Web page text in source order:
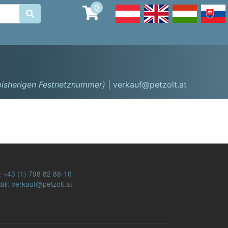

0
Festnetznummer) | verkauf@petzolt.at
+43 (1) 798 82 88-16
verkauf@petzolt.at